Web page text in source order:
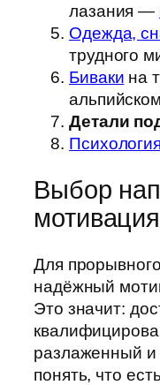
лазания —
Одежда,
трудного
Биваки на
Детали
Психология
Выбор
мотивация
Для
надёжный
Это значит:
разлаженный и
понять, что